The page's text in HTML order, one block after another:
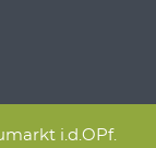
i.d.OPf.